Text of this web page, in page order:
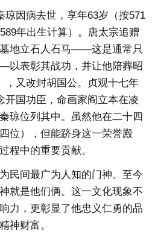
琼因病去世，享年63岁（按571
年出生计算）。唐太宗追赠
地立石人石马——这是通常只
以表彰其战功，并让他陪葬昭
，又改封胡国公。贞观十七年
开国功臣，命画家阎立本在凌
琼位列其中。虽然他在二十四
位），但能跻身这一荣誉殿
程中的重要贡献。
民间最广为人知的门神。至今
就是他们俩。这一文化现象不
力，更彰显了他忠义仁勇的品
神财富。